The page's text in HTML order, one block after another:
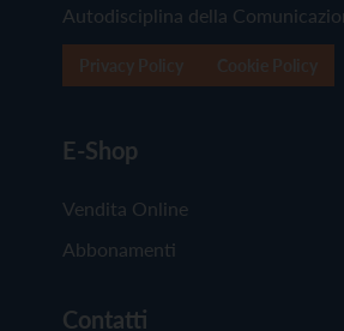
Autodisciplina della
E-Shop
Vendita Online
Abbonamenti
Contatti